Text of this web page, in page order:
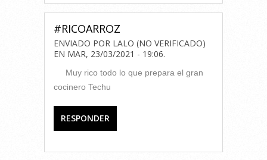
#RICOARROZ
ENVIADO POR LALO (NO VERIFICADO)
EN MAR, 23/03/2021 - 19:06.
Muy rico todo lo que prepara el gran
cocinero Techu
RESPONDER